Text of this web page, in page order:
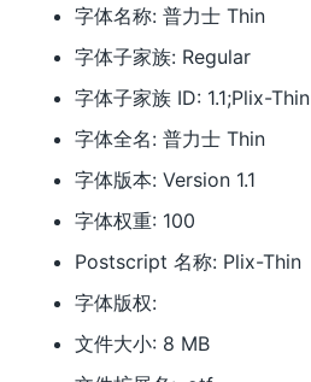
字体名称: 普力士 Thin
字体子家族: Regular
字体子家族 ID: 1.1;Plix-Thin
字体全名: 普力士 Thin
字体版本: Version 1.1
字体权重: 100
Postscript 名称: Plix-Thin
字体版权:
文件大小: 8 MB